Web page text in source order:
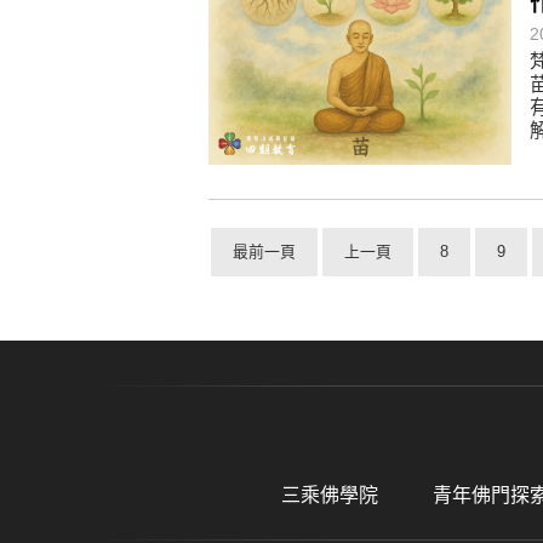
最前一頁 上一頁 8 9
三乘佛學院 青年佛門探